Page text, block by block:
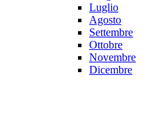
Luglio
Agosto
Settembre
Ottobre
Novembre
Dicembre